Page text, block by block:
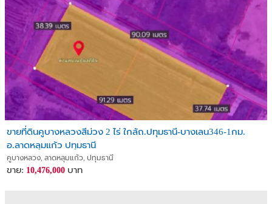
ขายที่ดินคูบางหลวงสีม่วง 2 ไร่ ใกล้ถ.ปทุมธานี-บางเลน346-1กม.
อ.ลาดหลุมแก้ว ปทุมธานี
คูบางหลวง, ลาดหลุมแก้ว, ปทุมธานี
ขาย: 10,476,000 บาท